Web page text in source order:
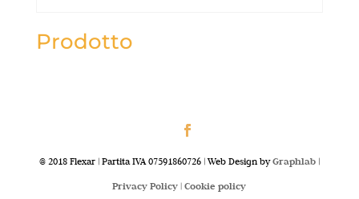
Prodotto
@ 2018 Flexar | Partita IVA 07591860726 | Web Design byGraphlab|
Privacy Policy |Cookie policy